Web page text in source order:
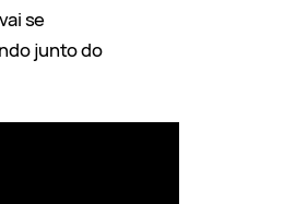
se
junto do